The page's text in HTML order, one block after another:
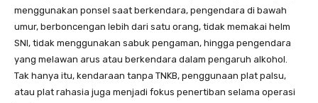
menggunakan ponsel saat berkendara, pengendara di bawah
umur, berboncengan lebih dari satu orang, tidak memakai helm
SNI, tidak menggunakan sabuk pengaman, hingga pengendara
yang melawan arus atau berkendara dalam pengaruh alkohol.
Tak hanya itu, kendaraan tanpa TNKB, penggunaan plat palsu,
atau plat rahasia juga menjadi fokus penertiban selama operasi